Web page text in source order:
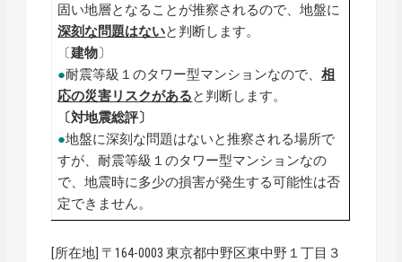
固い地層となることが推察されるので、地盤に
深刻な問題はないと判断します。
〔建物〕
●耐震等級１のタワー型マンションなので、相
応の災害リスクがあると判断します。
〔対地震総評〕
●地盤に深刻な問題はないと推察される場所で
すが、耐震等級１のタワー型マンションなの
で、地震時に多少の損害が発生する可能性は否
定できません。
[所在地] 〒164-0003 東京都中野区東中野１丁目３